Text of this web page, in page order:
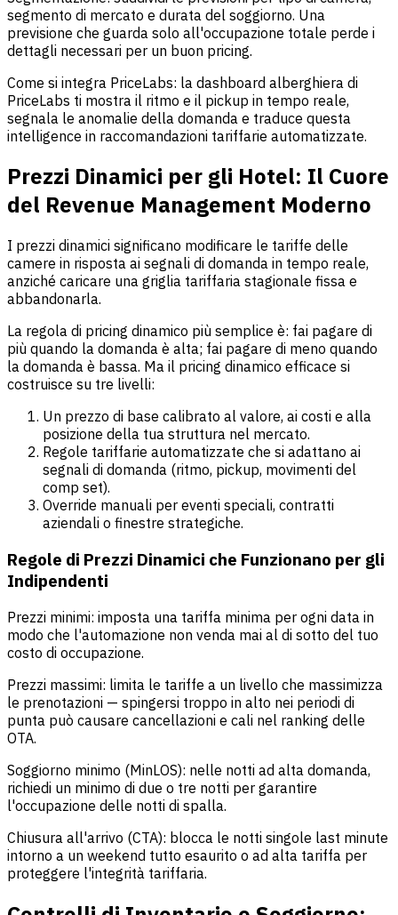
segmento di mercato e durata del soggiorno. Una
previsione che guarda solo all'occupazione totale perde i
dettagli necessari per un buon pricing.
Come si integra PriceLabs: la dashboard alberghiera di
PriceLabs ti mostra il ritmo e il pickup in tempo reale,
segnala le anomalie della domanda e traduce questa
intelligence in raccomandazioni tariffarie automatizzate.
Prezzi Dinamici per gli Hotel: Il Cuore
del Revenue Management Moderno
I prezzi dinamici significano modificare le tariffe delle
camere in risposta ai segnali di domanda in tempo reale,
anziché caricare una griglia tariffaria stagionale fissa e
abbandonarla.
La regola di pricing dinamico più semplice è: fai pagare di
più quando la domanda è alta; fai pagare di meno quando
la domanda è bassa. Ma il pricing dinamico efficace si
costruisce su tre livelli:
Un prezzo di base calibrato al valore, ai costi e alla
posizione della tua struttura nel mercato.
Regole tariffarie automatizzate che si adattano ai
segnali di domanda (ritmo, pickup, movimenti del
comp set).
Override manuali per eventi speciali, contratti
aziendali o finestre strategiche.
Regole di Prezzi Dinamici che Funzionano per gli
Indipendenti
Prezzi minimi: imposta una tariffa minima per ogni data in
modo che l'automazione non venda mai al di sotto del tuo
costo di occupazione.
Prezzi massimi: limita le tariffe a un livello che massimizza
le prenotazioni — spingersi troppo in alto nei periodi di
punta può causare cancellazioni e cali nel ranking delle
OTA.
Soggiorno minimo (MinLOS): nelle notti ad alta domanda,
richiedi un minimo di due o tre notti per garantire
l'occupazione delle notti di spalla.
Chiusura all'arrivo (CTA): blocca le notti singole last minute
intorno a un weekend tutto esaurito o ad alta tariffa per
proteggere l'integrità tariffaria.